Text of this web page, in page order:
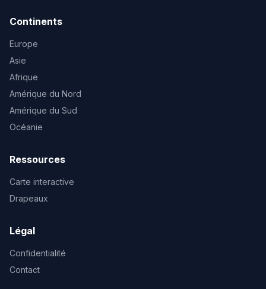
Continents
Europe
Asie
Afrique
Amérique du Nord
Amérique du Sud
Océanie
Ressources
Carte interactive
Drapeaux
Légal
Confidentialité
Contact